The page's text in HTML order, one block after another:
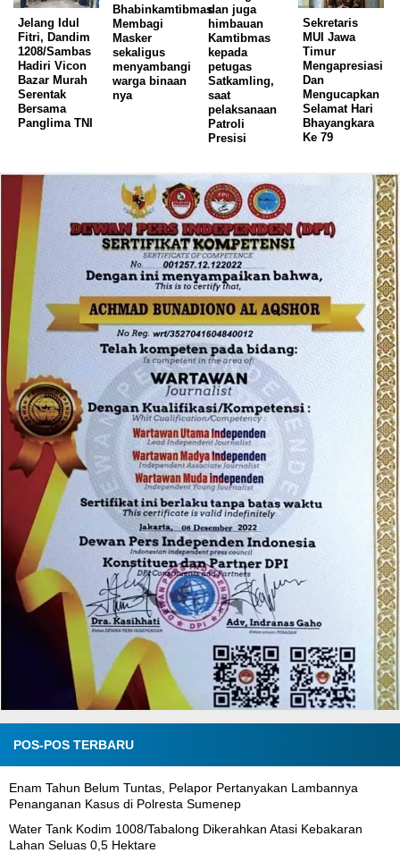
Jelang Idul
Fitri, Dandim
1208/Sambas
Hadiri Vicon
Bazar Murah
Serentak
Bersama
Panglima TNI
Bhabinkamtibmas
Membagi
Masker
sekaligus
menyambangi
warga binaan
nya
dan juga
himbauan
Kamtibmas
kepada
petugas
Satkamling,
saat
pelaksanaan
Patroli
Presisi
Sekretaris
MUI Jawa
Timur
Mengapresiasi
Dan
Mengucapkan
Selamat Hari
Bhayangkara
Ke 79
POS-POS TERBARU
Enam Tahun Belum Tuntas, Pelapor Pertanyakan Lambannya
Penanganan Kasus di Polresta Sumenep
Water Tank Kodim 1008/Tabalong Dikerahkan Atasi Kebakaran
Lahan Seluas 0,5 Hektare